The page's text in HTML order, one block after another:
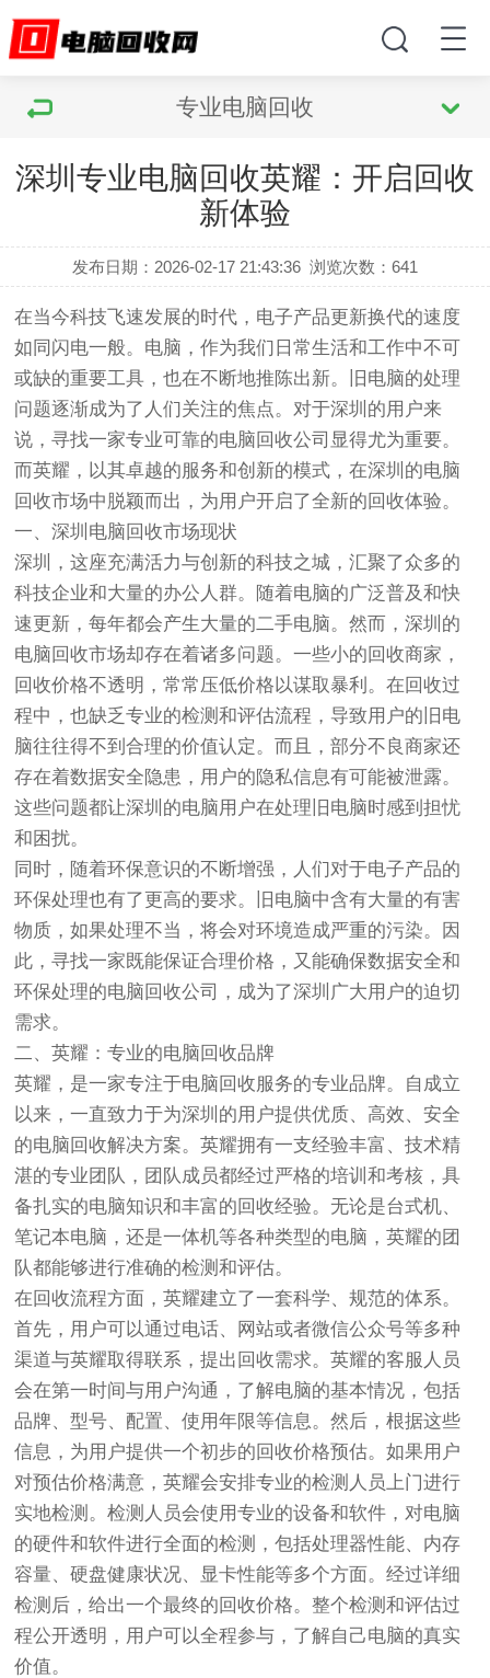
专业电脑回收
深圳专业电脑回收英耀：开启回收
新体验
发布日期：2026-02-17 21:43:36 浏览次数：641
在当今科技飞速发展的时代，电子产品更新换代的速度
如同闪电一般。电脑，作为我们日常生活和工作中不可
或缺的重要工具，也在不断地推陈出新。旧电脑的处理
问题逐渐成为了人们关注的焦点。对于深圳的用户来
说，寻找一家专业可靠的电脑回收公司显得尤为重要。
而英耀，以其卓越的服务和创新的模式，在深圳的电脑
回收市场中脱颖而出，为用户开启了全新的回收体验。
一、深圳电脑回收市场现状
深圳，这座充满活力与创新的科技之城，汇聚了众多的
科技企业和大量的办公人群。随着电脑的广泛普及和快
速更新，每年都会产生大量的二手电脑。然而，深圳的
电脑回收市场却存在着诸多问题。一些小的回收商家，
回收价格不透明，常常压低价格以谋取暴利。在回收过
程中，也缺乏专业的检测和评估流程，导致用户的旧电
脑往往得不到合理的价值认定。而且，部分不良商家还
存在着数据安全隐患，用户的隐私信息有可能被泄露。
这些问题都让深圳的电脑用户在处理旧电脑时感到担忧
和困扰。
同时，随着环保意识的不断增强，人们对于电子产品的
环保处理也有了更高的要求。旧电脑中含有大量的有害
物质，如果处理不当，将会对环境造成严重的污染。因
此，寻找一家既能保证合理价格，又能确保数据安全和
环保处理的电脑回收公司，成为了深圳广大用户的迫切
需求。
二、英耀：专业的电脑回收品牌
英耀，是一家专注于电脑回收服务的专业品牌。自成立
以来，一直致力于为深圳的用户提供优质、高效、安全
的电脑回收解决方案。英耀拥有一支经验丰富、技术精
湛的专业团队，团队成员都经过严格的培训和考核，具
备扎实的电脑知识和丰富的回收经验。无论是台式机、
笔记本电脑，还是一体机等各种类型的电脑，英耀的团
队都能够进行准确的检测和评估。
在回收流程方面，英耀建立了一套科学、规范的体系。
首先，用户可以通过电话、网站或者微信公众号等多种
渠道与英耀取得联系，提出回收需求。英耀的客服人员
会在第一时间与用户沟通，了解电脑的基本情况，包括
品牌、型号、配置、使用年限等信息。然后，根据这些
信息，为用户提供一个初步的回收价格预估。如果用户
对预估价格满意，英耀会安排专业的检测人员上门进行
实地检测。检测人员会使用专业的设备和软件，对电脑
的硬件和软件进行全面的检测，包括处理器性能、内存
容量、硬盘健康状况、显卡性能等多个方面。经过详细
检测后，给出一个最终的回收价格。整个检测和评估过
程公开透明，用户可以全程参与，了解自己电脑的真实
价值。